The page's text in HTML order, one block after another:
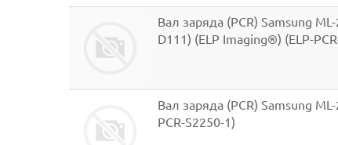
Вал заряда (PCR) Samsung
D111) (ELP Imaging®) (ELP-
Вал заряда (PCR) Samsung
PCR-S2250-1)